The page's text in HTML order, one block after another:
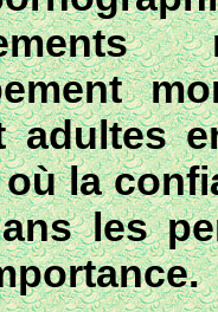
adultes
la
les